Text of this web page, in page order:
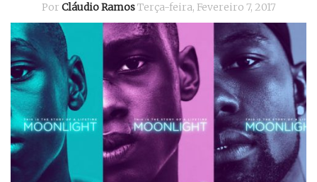
Por Cláudio RamosTerça-feira, Fevereiro 7, 2017